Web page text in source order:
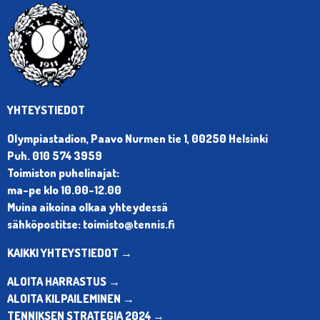
YHTEYSTIEDOT
Olympiastadion, Paavo Nurmen tie 1, 00250 Helsinki
Puh. 010 574 3959
Toimiston puhelinajat:
ma-pe klo 10.00-12.00
Muina aikoina olkaa yhteydessä
sähköpostitse: toimisto@tennis.fi
KAIKKI YHTEYSTIEDOT →
ALOITA HARRASTUS →
ALOITA KILPAILEMINEN →
TENNIKSEN STRATEGIA 2024 →